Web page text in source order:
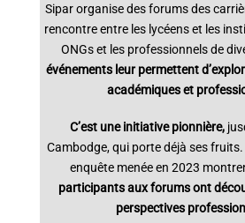
Sipar organise des forums des
rencontre entre les lycéens et les
ONGs et les professionnels de
événements leur permettent
académiques et
C’est une initiative pionnière,
Cambodge, qui porte déjà ses
enquête menée en 2023
participants aux forums ont
perspectives